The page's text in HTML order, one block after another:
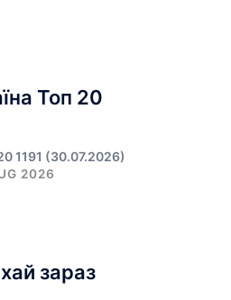
Топ 20
1191 (30.07.2026)
2026
зараз